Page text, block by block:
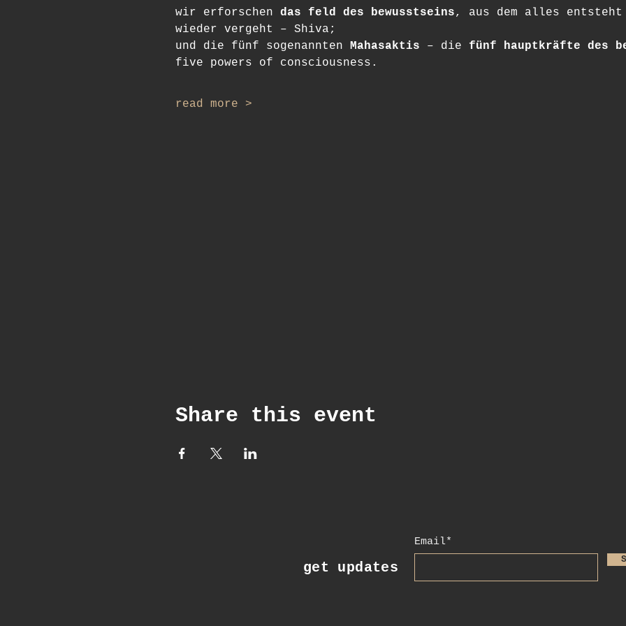
wir erforschen das feld des bewusstseins, aus dem alles
wieder vergeht – Shiva;
und die fünf sogenannten Mahasaktis – die fünf hauptkräfte des
five powers of consciousness.
read more >
Share this event
get updates
Email*